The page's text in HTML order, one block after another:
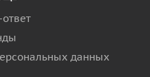
данных